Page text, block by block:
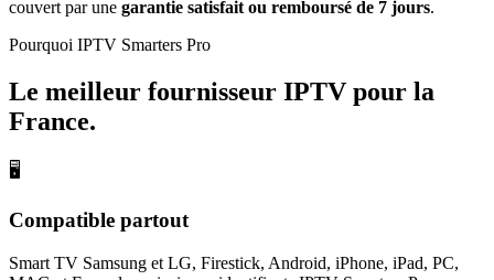
couvert par une garantie satisfait ou remboursé de 7 jours.
Pourquoi IPTV Smarters Pro
Le meilleur fournisseur IPTV pour la
France.
🖥
Compatible partout
Smart TV Samsung et LG, Firestick, Android, iPhone, iPad, PC,